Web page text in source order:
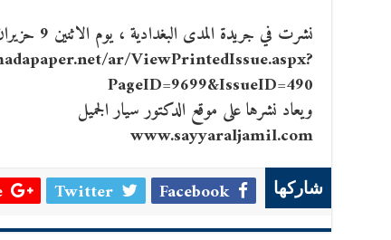
نشرت في جريدة المدى البغدادية ، يوم الاثنين 9 حزيران / يونيو 2014 .
ar/ViewPrintedIssue.aspx?
PageID=9699&IssueID=490
ويعاد نشرها على موقع الدكتور سيار الجميل
www.sayyaraljamil.com
شاركها Facebook
Twitter